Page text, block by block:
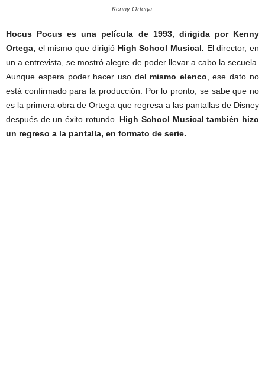
Kenny Ortega.
Hocus Pocus es una película de 1993, dirigida por Kenny
Ortega, el mismo que dirigió High School Musical. El director, en
un a entrevista, se mostró alegre de poder llevar a cabo la secuela.
Aunque espera poder hacer uso del mismo elenco , ese dato no
está confirmado para la producción. Por lo pronto, se sabe que no
es la primera obra de Ortega que regresa a las pantallas de Disney
después de un éxito rotundo. High School Musical también hizo
un regreso a la pantalla, en formato de serie.